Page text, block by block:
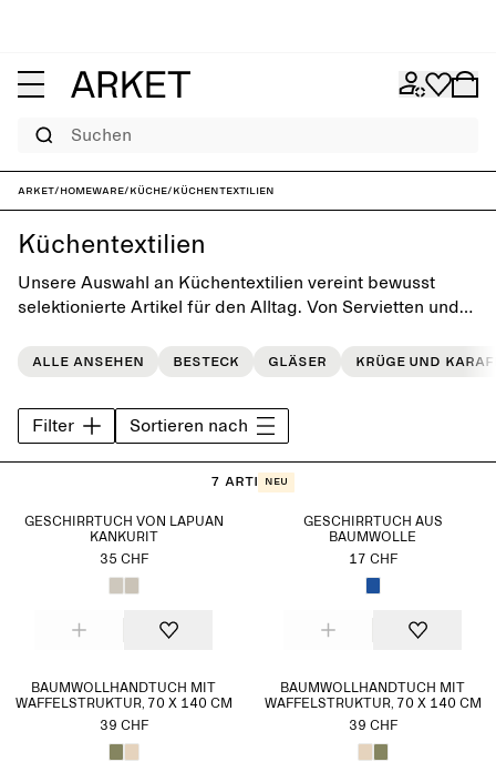
Suchen
ARKET/Homeware/Küche/Küchentextilien
Küchentextilien
Unsere Auswahl an Küchentextilien vereint bewusst
selektionierte Artikel für den Alltag. Von Servietten und
jedes einzelne Stück ist so gestaltet, dass es den Tisch
standhält.
Alle ansehen Besteck Gläser Krüge und
Filter Sortieren nach
7 Artikel
GESCHIRRTUCH VON LAPUAN
KANKURIT
35 CHF
Neu
GESCHIRRTUCH AUS
BAUMWOLLE
17 CHF
BAUMWOLLHANDTUCH MIT
WAFFELSTRUKTUR, 70 X 140 CM
39 CHF
BAUMWOLLHANDTUCH MIT
WAFFELSTRUKTUR, 70 X 140 CM
39 CHF